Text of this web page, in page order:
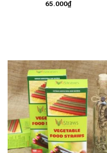
65.000₫